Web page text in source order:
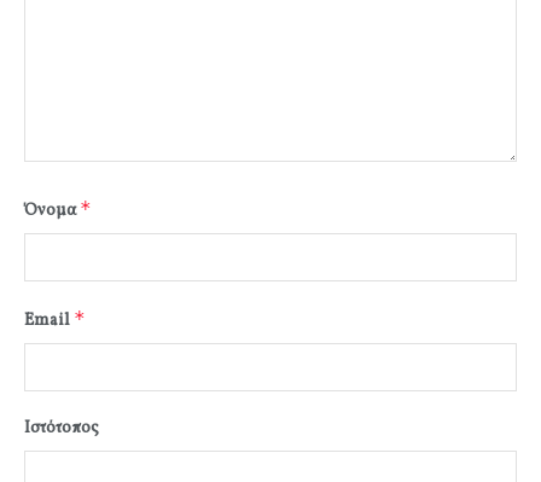
Όνομα*
Email *
Ιστότοπος